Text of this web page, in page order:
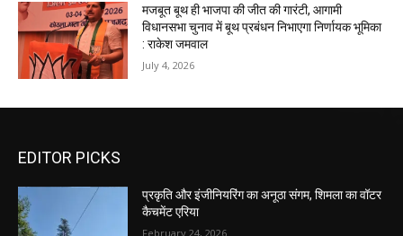
मजबूत बूथ ही भाजपा की जीत की गारंटी, आगामी
विधानसभा चुनाव में बूथ प्रबंधन निभाएगा निर्णायक भूमिका
: राकेश जमवाल
July 4, 2026
EDITOR PICKS
प्रकृति और इंजीनियरिंग का अनूठा संगम, शिमला का वॉटर
कैचमेंट एरिया
February 24, 2026